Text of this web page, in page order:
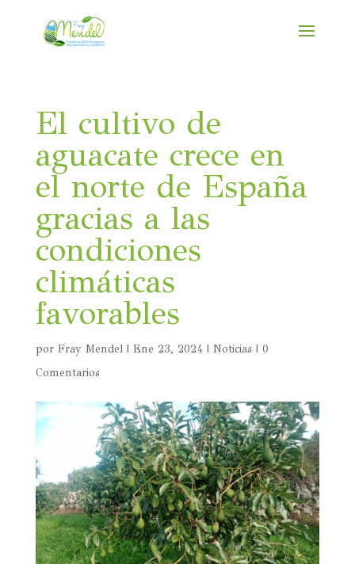
El cultivo de
aguacate crece en
el norte de España
gracias a las
condiciones
climáticas
favorables
por Fray Mendel| Ene 23, 2024| Noticias | 0
Comentarios